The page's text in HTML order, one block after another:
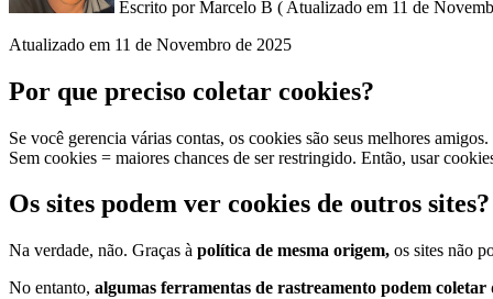
Escrito por Marcelo B ( Atualizado em 11 de
Atualizado em 11 de Novembro de 2025
Por que preciso coletar cookies?
Se você gerencia várias contas, os cookies são seus melhores
Sem cookies = maiores chances de ser restringido. Então, usar
Os sites podem ver cookies de outros sites?
Na verdade, não. Graças à política de mesma origem, os sites não
No entanto, algumas ferramentas de rastreamento podem coletar